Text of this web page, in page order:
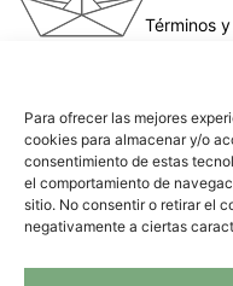
Para ofrecer las mejores
cookies para almacenar y/o
consentimiento de estas
el comportamiento de
sitio. No consentir o retirar el
negativamente a ciertas
Términos y
Caligrafía
Para
Nosotras
Política de
privacidad